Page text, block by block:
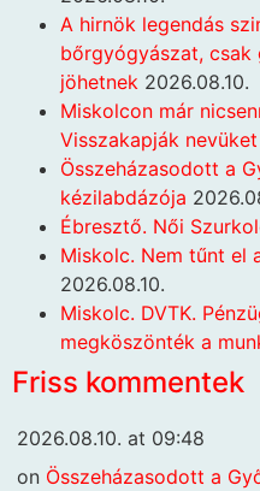
A hirnök legendás
bőrgyógyászat, csak
jöhetnek 2026.08.10.
Miskolcon már
Visszakapják nevüket
Összeházasodott a
kézilabdázója
Ébresztő. Női
Miskolc. Nem tűnt el
2026.08.10.
Miskolc. DVTK.
megköszönték a
Friss kommentek
2026.08.10. at 09:48
on Összeházasodott a